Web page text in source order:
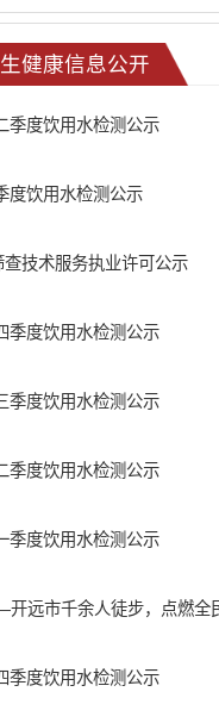
户人员的服务公开
公开
事后监管信息公开
息公开
服务质量信息公开
公开
息公开
层
健康信息公开
季度饮用水检测公示
度饮用水检测公示
查技术服务执业许可公示
季度饮用水检测公示
季度饮用水检测公示
季度饮用水检测公示
季度饮用水检测公示
远市千余人徒步，点燃全
季度饮用水检测公示